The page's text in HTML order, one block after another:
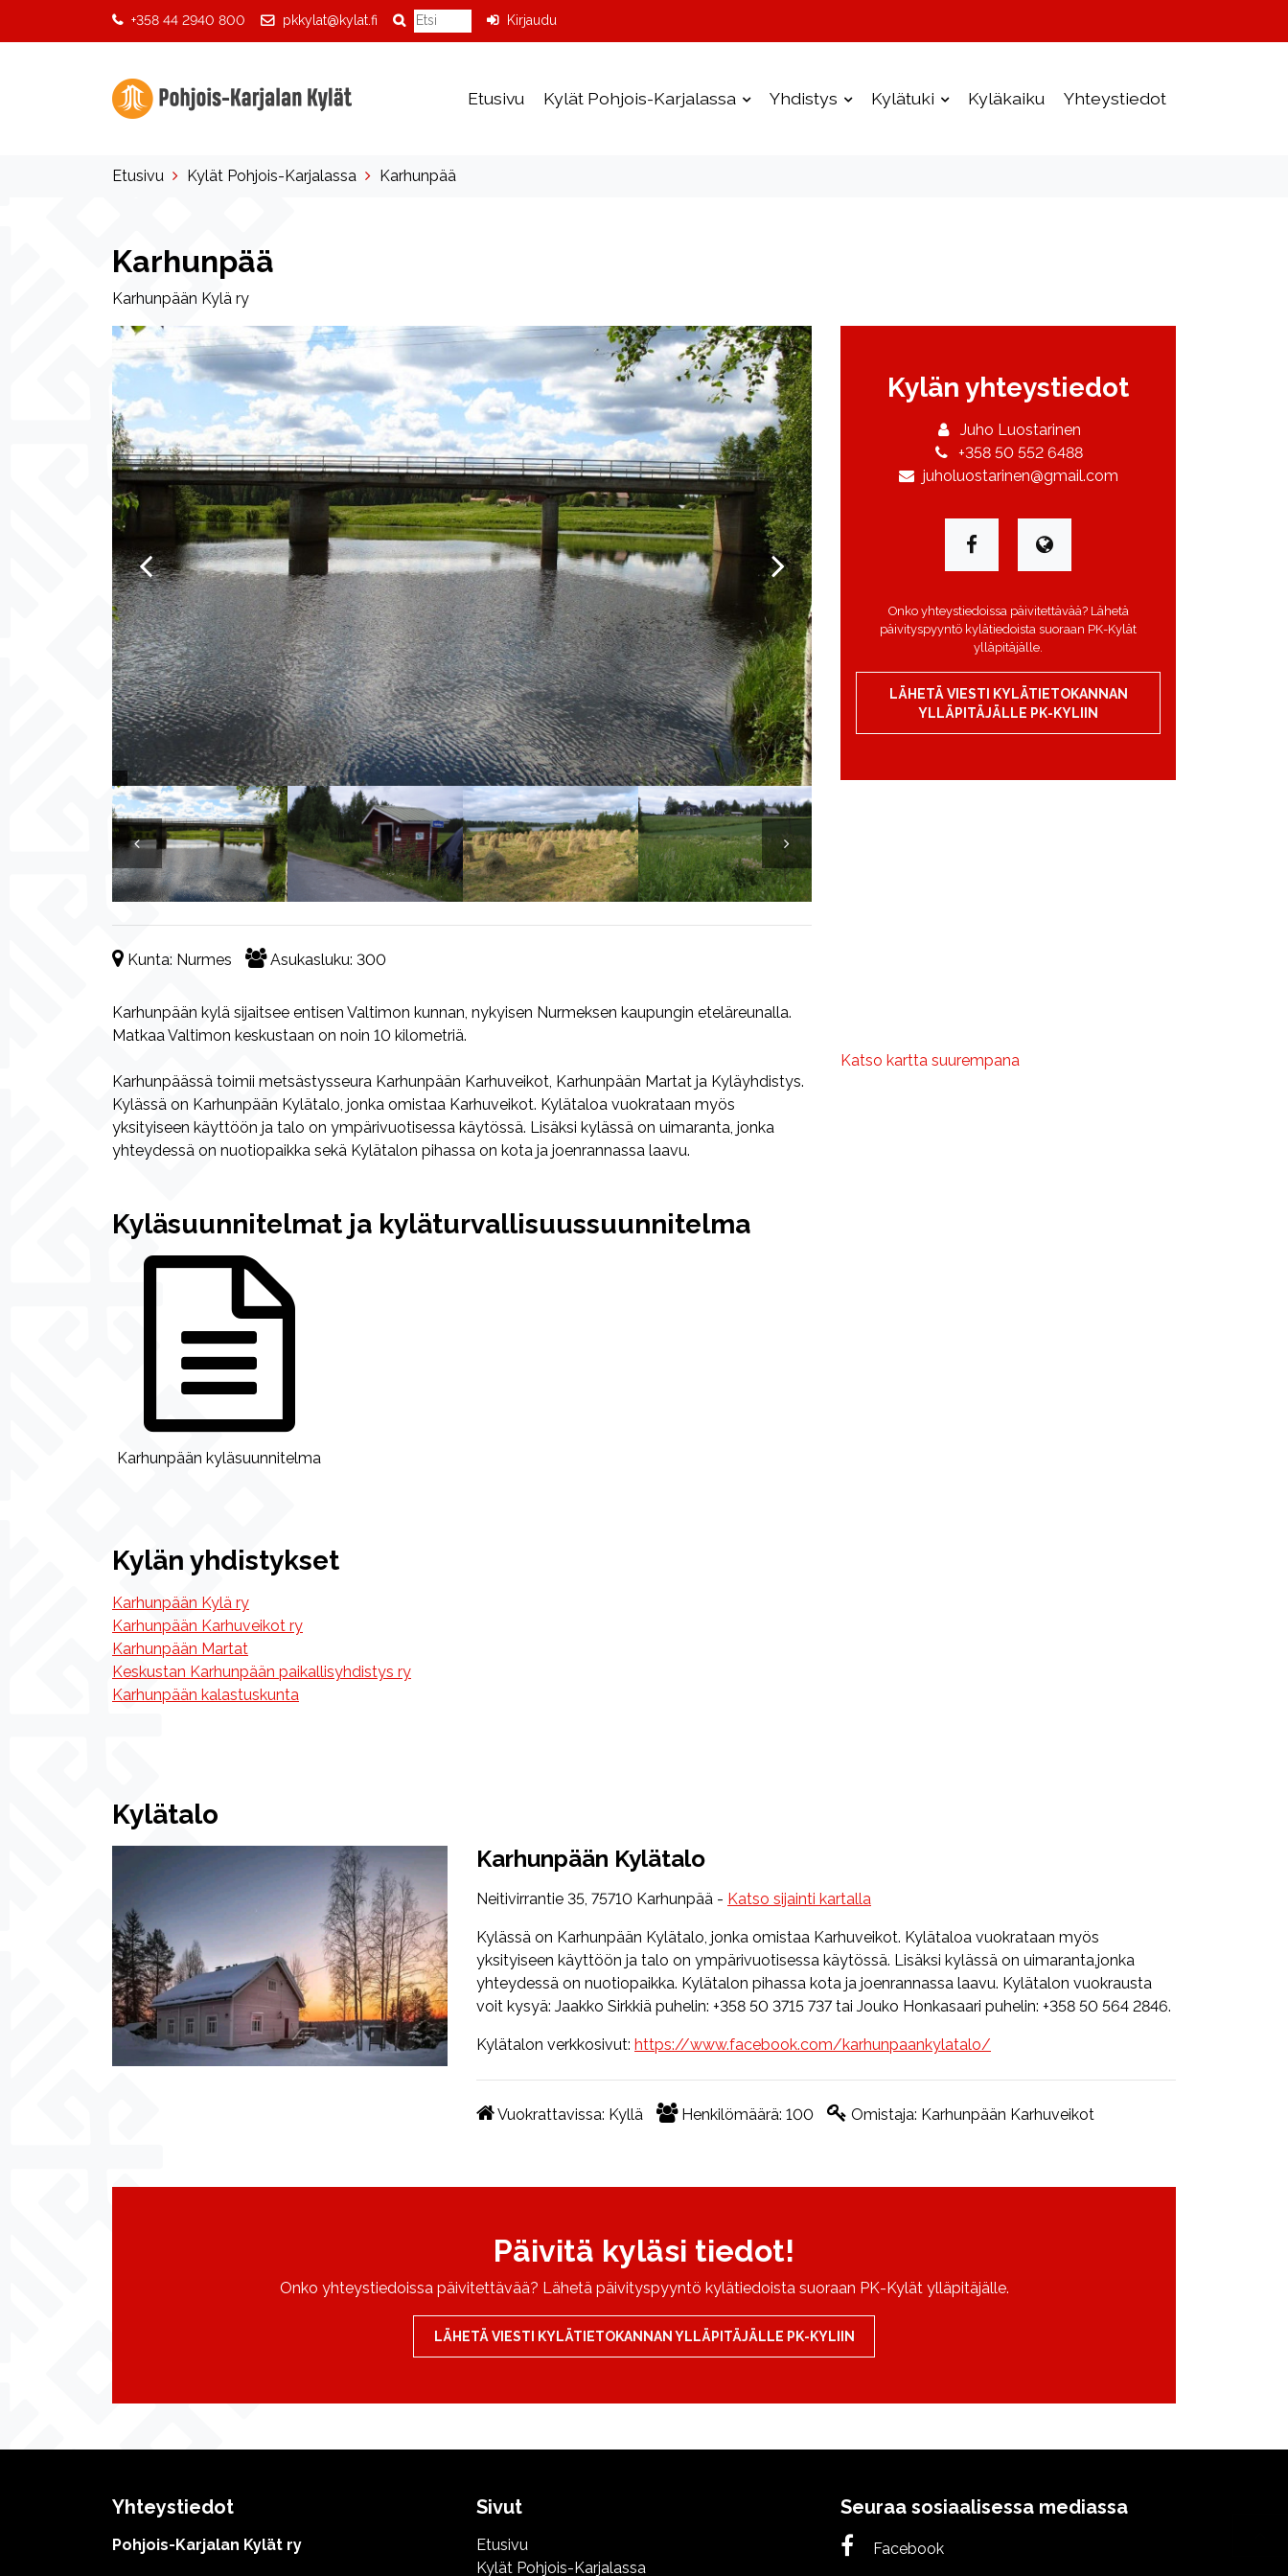
+358 44 2940 800 pkkylat@kylat.fi Kirjaudu
Etusivu Kylät Pohjois-Karjalassa Yhdistys Kylätuki Kyläkaiku Yhteystiedot
Etusivu Kylät Pohjois-Karjalassa Karhunpää
Karhunpää
Karhunpään Kylä ry
Kunta: Nurmes Asukasluku: 300
Karhunpään kylä sijaitsee entisen Valtimon kunnan, nykyisen Nurmeksen kaupungin eteläreunalla.
Matkaa Valtimon keskustaan on noin 10 kilometriä.
Karhunpäässä toimii metsästysseura Karhunpään Karhuveikot, Karhunpään Martat ja Kyläyhdistys.
Kylässä on Karhunpään Kylätalo, jonka omistaa Karhuveikot. Kylätaloa vuokrataan myös
yksityiseen käyttöön ja talo on ympärivuotisessa käytössä. Lisäksi kylässä on uimaranta, jonka
yhteydessä on nuotiopaikka sekä Kylätalon pihassa on kota ja joenrannassa laavu.
Kylän yhteystiedot
Juho Luostarinen
+358 50 552 6488
juholuostarinen@gmail.com
Onko yhteystiedoissa päivitettävää? Lähetä
päivityspyyntö kylätiedoista suoraan PK-Kylät
ylläpitäjälle.
LÄHETÄ VIESTI KYLÄTIETOKANNAN
YLLÄPITÄJÄLLE PK-KYLIIN
Katso kartta suurempana
Kyläsuunnitelmat ja kyläturvallisuussuunnitelma
Karhunpään kyläsuunnitelma
Kylän yhdistykset
Karhunpään Kylä ry
Karhunpään Karhuveikot ry
Karhunpään Martat
Keskustan Karhunpään paikallisyhdistys ry
Karhunpään kalastuskunta
Kylätalo
Karhunpään Kylätalo
Neitivirrantie 35, 75710 Karhunpää - Katso sijainti kartalla
Kylässä on Karhunpään Kylätalo, jonka omistaa Karhuveikot. Kylätaloa vuokrataan myös
yksityiseen käyttöön ja talo on ympärivuotisessa käytössä. Lisäksi kylässä on uimaranta,jonka
yhteydessä on nuotiopaikka. Kylätalon pihassa kota ja joenrannassa laavu. Kylätalon vuokrausta
voit kysyä: Jaakko Sirkkiä puhelin: +358 50 3715 737 tai Jouko Honkasaari puhelin: +358 50 564 2846.
Kylätalon verkkosivut: https://www.facebook.com/karhunpaankylatalo/
Vuokrattavissa: Kyllä Henkilömäärä: 100 Omistaja: Karhunpään Karhuveikot
Päivitä kyläsi tiedot!
Onko yhteystiedoissa päivitettävää? Lähetä päivityspyyntö kylätiedoista suoraan PK-Kylät ylläpitäjälle.
LÄHETÄ VIESTI KYLÄTIETOKANNAN YLLÄPITÄJÄLLE PK-KYLIIN
Yhteystiedot
Pohjois-Karjalan Kylät ry
Sivut
Etusivu
Kylät Pohjois-Karjalassa
Seuraa sosiaalisessa mediassa
Facebook